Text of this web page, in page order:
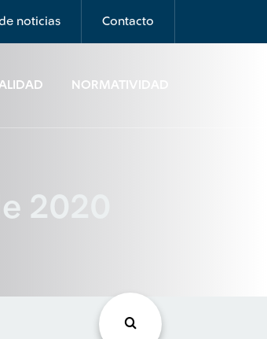
noticias Contacto
NORMATIVIDAD
2020